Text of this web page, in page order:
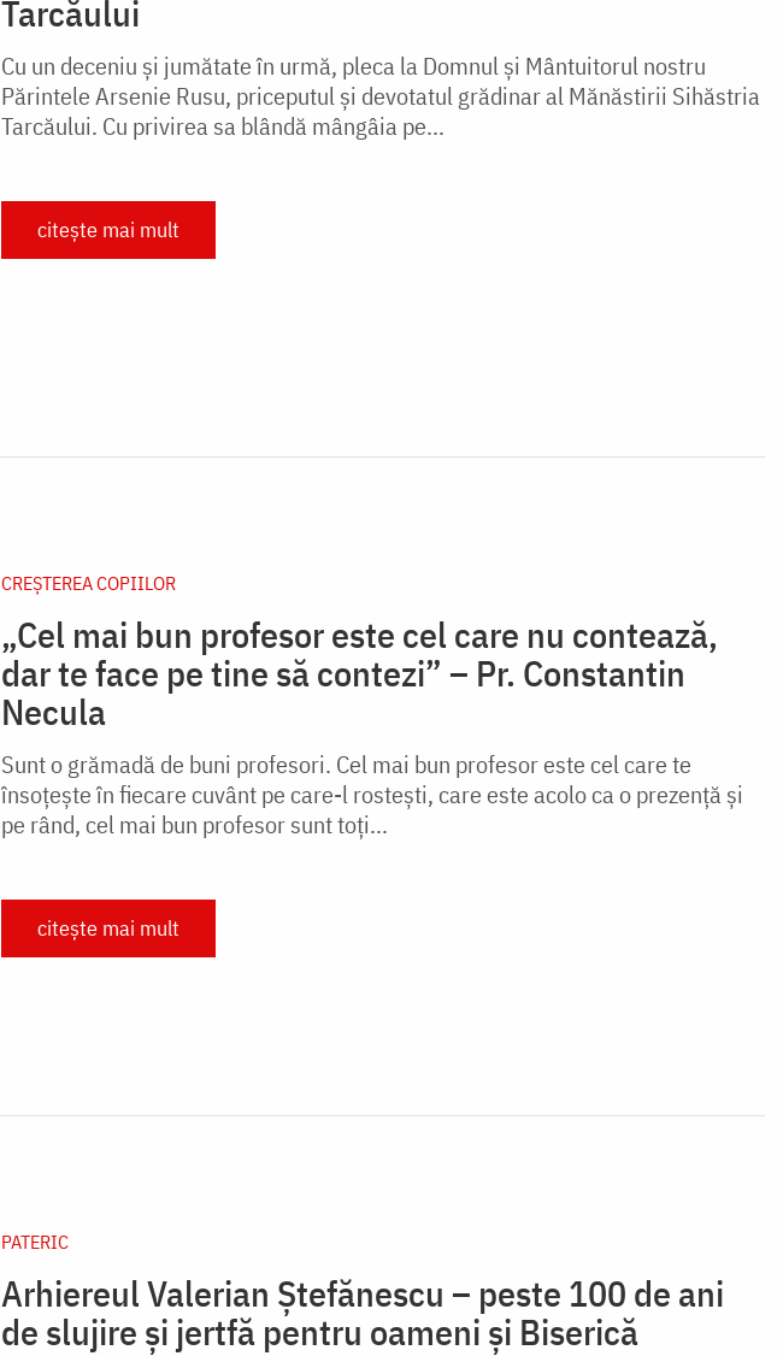
Tarcăului
Cu un deceniu și jumătate în urmă, pleca la Domnul și Mântuitorul nostru
Părintele Arsenie Rusu, priceputul și devotatul grădinar al Mănăstirii Sihăstria
Tarcăului. Cu privirea sa blândă mângâia pe...
citește mai mult
CREŞTEREA COPIILOR
„Cel mai bun profesor este cel care nu contează,
dar te face pe tine să contezi” – Pr. Constantin
Necula
Sunt o grămadă de buni profesori. Cel mai bun profesor este cel care te
însoțește în fiecare cuvânt pe care-l rostești, care este acolo ca o prezență și
pe rând, cel mai bun profesor sunt toți...
citește mai mult
PATERIC
Arhiereul Valerian Ștefănescu – peste 100 de ani
de slujire și jertfă pentru oameni și Biserică